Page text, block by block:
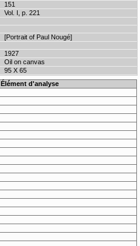
151
Vol. I, p. 221
[Portrait of Paul Nougé]
1927
Oil on canvas
95 X 65
Élément d'analyse